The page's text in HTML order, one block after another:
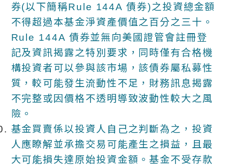
券(以下簡稱Rule 144A 債券)之投資總金額
不得超過本基金淨資產價值之百分之三十。
Rule 144A 債券並無向美國證管會註冊登
記及資訊揭露之特別要求，同時僅有合格機
構投資者可以參與該市場，該債券屬私募性
質，較可能發生流動性不足，財務訊息揭露
不完整或因價格不透明導致波動性較大之風
險。
基金買賣係以投資人自己之判斷為之，投資
人應瞭解並承擔交易可能產生之損益，且最
大可能損失達原始投資金額。基金不受存款